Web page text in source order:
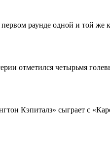
раунде одной и той же
отметился четырьмя
Кэпиталз» сыграет с